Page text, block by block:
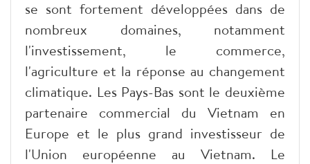
se sont fortement développées dans de
nombreux domaines, notamment
l'investissement, le commerce,
l'agriculture et la réponse au changement
climatique. Les Pays-Bas sont le deuxième
partenaire commercial du Vietnam en
Europe et le plus grand investisseur de
l'Union européenne au Vietnam. Le